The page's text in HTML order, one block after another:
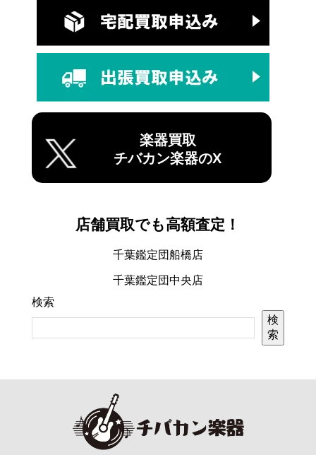
楽器買取
チバカン楽器のX
店舗買取でも高額査定！
千葉鑑定団船橋店
千葉鑑定団中央店
検索
検
索